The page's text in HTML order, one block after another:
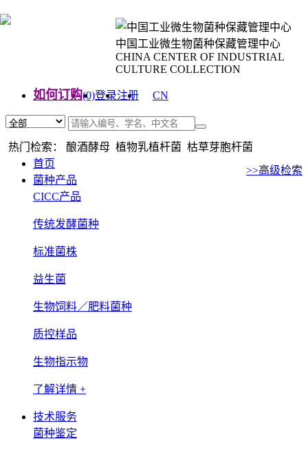
中国工业微生物菌种保藏管理中心
CHINA CENTER OF INDUSTRIAL
CULTURE COLLECTION
如何订购(0)登录注册
CN
热门检索： 酿酒酵母 植物乳植杆菌 枯草芽胞杆菌
>>高级检索
首页
菌种产品
CICC产品
传统发酵菌种
标准菌株
益生菌
生物饲料／肥料菌种
质控样品
生物指示物
了解详情 +
技术服务
菌种鉴定